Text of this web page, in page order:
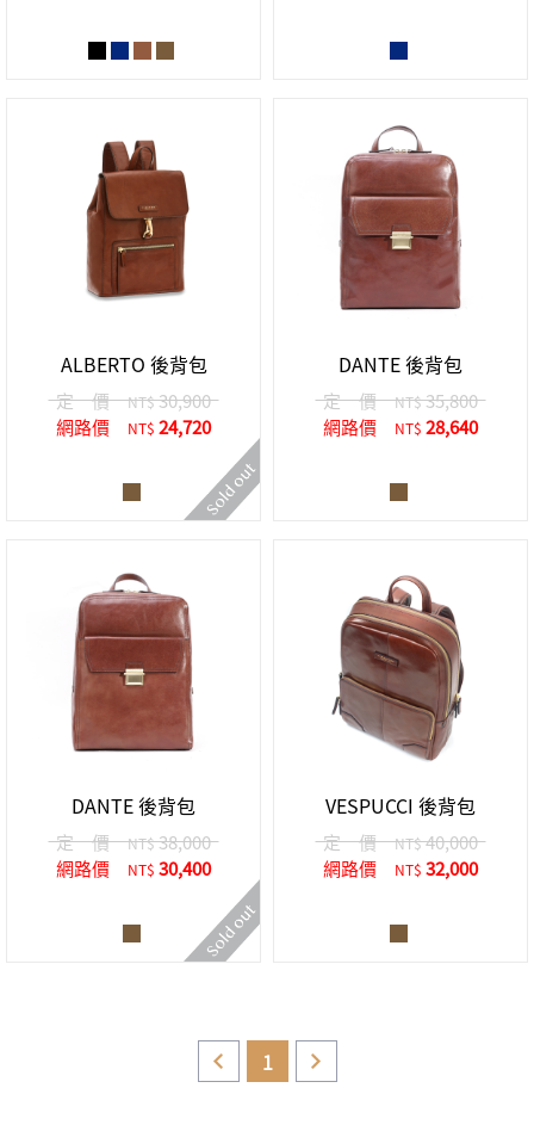
ALBERTO 後背包
定 價 NT$30,900
網路價
NT$ 24,720
DANTE 後背包
定 價 NT$35,800
網路價
NT$ 28,640
DANTE 後背包
定 價 NT$38,000
網路價
NT$ 30,400
VESPUCCI 後背包
定 價 NT$40,000
網路價
NT$ 32,000
1